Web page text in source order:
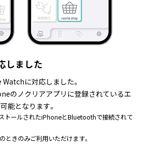
しました
に対応しました。
のノクリアアプリに登録されているエ
能となります。
トールされたiPhoneとBluetoothで接続されて
ときのみご利用いただけます。